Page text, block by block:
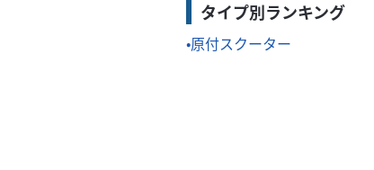
タイプ別ランキング
原付スクーター